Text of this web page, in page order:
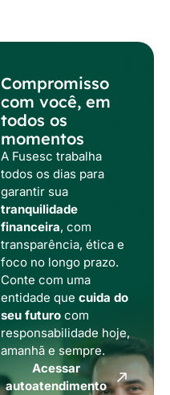
Compromisso
com você, em
todos os
momentos
A Fusesc trabalha
todos os dias para
garantir sua
tranquilidade
financeira, com
transparência, ética e
foco no longo prazo.
Conte com uma
entidade que cuida do
seu futurocom
responsabilidade hoje,
amanhã e sempre.
Acessar
autoatendimento